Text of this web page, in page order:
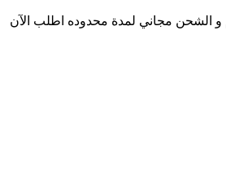
و الشحن مجاني لمدة محدوده اطلب الآن